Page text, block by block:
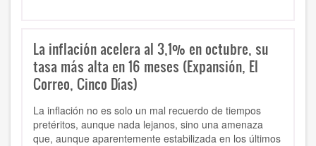
La inflación acelera al 3,1% en octubre, su
tasa más alta en 16 meses (Expansión, El
Correo, Cinco Días)
La inflación no es solo un mal recuerdo de tiempos
pretéritos, aunque nada lejanos, sino una amenaza
que, aunque aparentemente estabilizada en los últimos